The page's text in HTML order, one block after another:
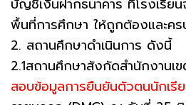
บัญชีเงินฝากธนาคาร ที่โรงเรีย
พื้นที่การศึกษา ให้ถูกต้องและค
2. สถานศึกษาดำเนินการ ดังนี้
2.1สถานศึกษาสังกัดสำนักงานเ
สอบข้อมูลการยืนยันตัวตนนักเรี